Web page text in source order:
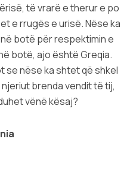
të vrarë e therur e po
e rrugës e urisë. Nëse ka
botë për respektimin e
botë, ajo është Greqia.
se nëse ka shtet që shkel
brenda vendit të tij,
vënë kësaj?